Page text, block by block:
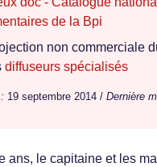
de la Bpi
non commerciale
diffuseurs spécialisés
19 septembre 2014 / Dernière
ans, le capitaine et les